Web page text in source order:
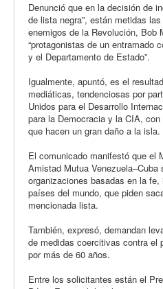
Denunció que en la decisión de
de lista negra”, están metidas
enemigos de la Revolución, Bob
“protagonistas de un entramado
y el Departamento de Estado”.
Igualmente, apuntó, es el
mediáticas, tendenciosas por
Unidos para el Desarrollo
para la Democracia y la CIA,
que hacen un gran daño a la isla.
El comunicado manifestó que el
Amistad Mutua
organizaciones basadas en la
países del mundo, que piden
mencionada lista.
También, expresó, demandan
de medidas coercitivas contra el
por más de 60 años.
Entre los solicitantes están el